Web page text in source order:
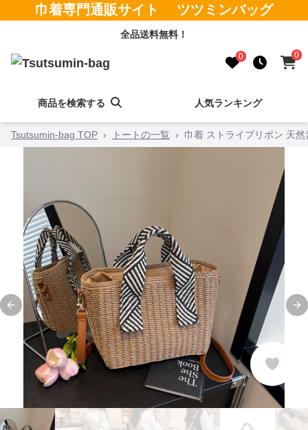
巾着専門通販サイト ツツミンバッグ
全品送料無料！
0 0
商品を検索する 人気ランキング
Tsutsumin-bag TOP › トートの一覧 › 巾着 ストライプリボン 天
Previous slide